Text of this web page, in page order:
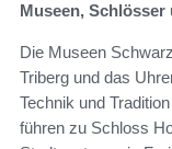
Museen,
Die Museen
Triberg und das
Technik und
führen zu Schloss